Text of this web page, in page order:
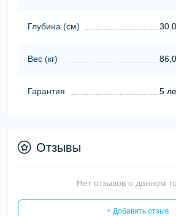
Глубина (cм) 30.0
Вес (кг) 86,0
Гарантия 5
Отзывы
Нет отзывов о данном
+ Добавить отзыв